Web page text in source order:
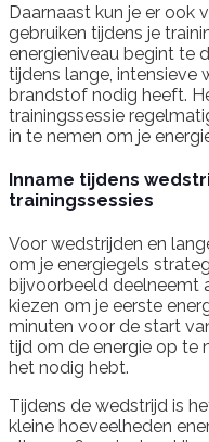
Daarnaast kun je er ook
gebruiken tijdens je
energieniveau begint te
tijdens lange, intensieve
brandstof nodig heeft.
trainingssessie
in te nemen om je
Inname tijdens
trainingssessies
Voor wedstrijden en
om je energiegels
bijvoorbeeld deelneemt
kiezen om je eerste
minuten voor de start
tijd om de energie op te
het nodig hebt.
Tijdens de wedstrijd is
kleine hoeveelheden